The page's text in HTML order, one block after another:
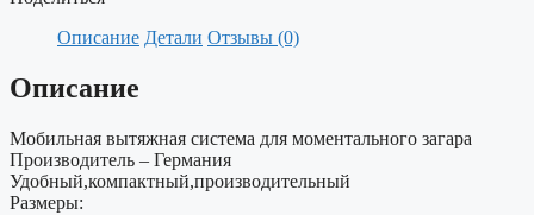
моментального
загараОписание Детали Отзывы (0)
Описание
Мобильная вытяжная система для моментального загара
Производитель – Германия
Удобный,компактный,производительный
Размеры: